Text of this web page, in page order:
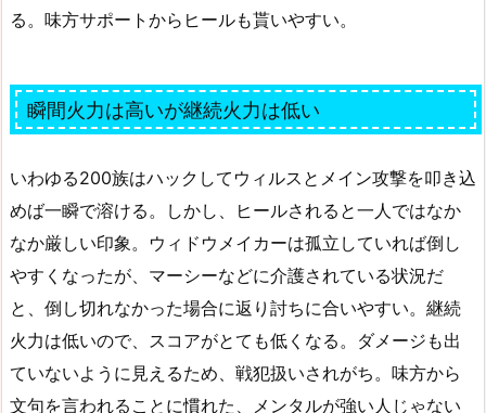
る。味方サポートからヒールも貰いやすい。
瞬間火力は高いが継続火力は低い
いわゆる200族はハックしてウィルスとメイン攻撃を叩き込
めば一瞬で溶ける。しかし、ヒールされると一人ではなか
なか厳しい印象。ウィドウメイカーは孤立していれば倒し
やすくなったが、マーシーなどに介護されている状況だ
と、倒し切れなかった場合に返り討ちに合いやすい。継続
火力は低いので、スコアがとても低くなる。ダメージも出
ていないように見えるため、戦犯扱いされがち。味方から
文句を言われることに慣れた、メンタルが強い人じゃない